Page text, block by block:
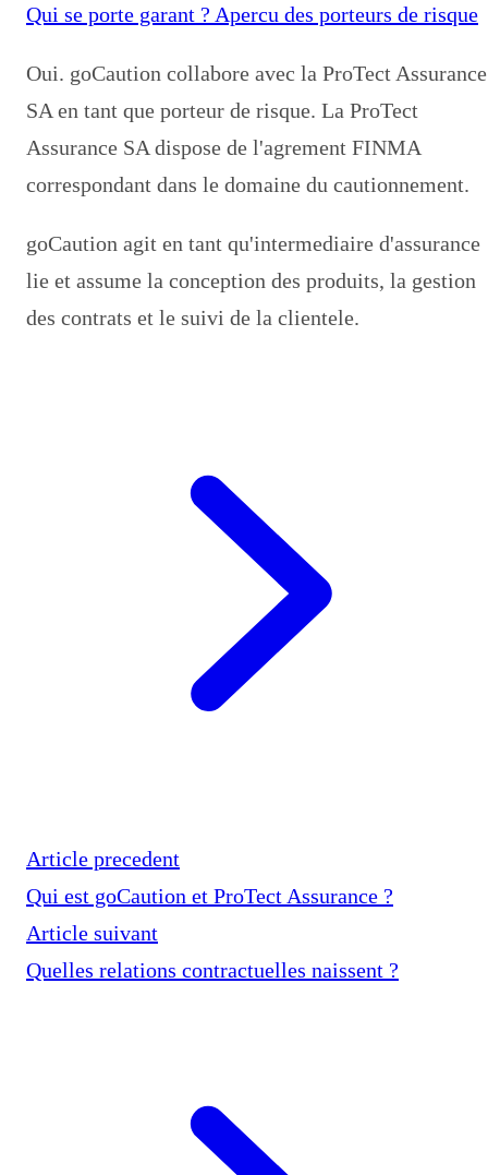
Qui se porte garant ? Apercu des porteurs de risque
Oui. goCaution collabore avec la ProTect Assurance
SA en tant que porteur de risque. La ProTect
Assurance SA dispose de l'agrement FINMA
correspondant dans le domaine du cautionnement.
goCaution agit en tant qu'intermediaire d'assurance
lie et assume la conception des produits, la gestion
des contrats et le suivi de la clientele.
Article precedent
Qui est goCaution et ProTect Assurance ?
Article suivant
Quelles relations contractuelles naissent ?